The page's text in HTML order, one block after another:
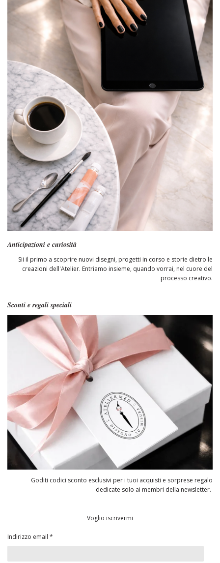
Anticipazioni e curiosità
Sii il primo a scoprire nuovi disegni, progetti in corso e storie dietro le
creazioni dell'Atelier. Entriamo insieme, quando vorrai, nel cuore del
processo creativo.
Sconti e regali speciali
Goditi codici sconto esclusivi per i tuoi acquisti e sorprese regalo
dedicate solo ai membri della newsletter.
Voglio iscrivermi
Indirizzo email *